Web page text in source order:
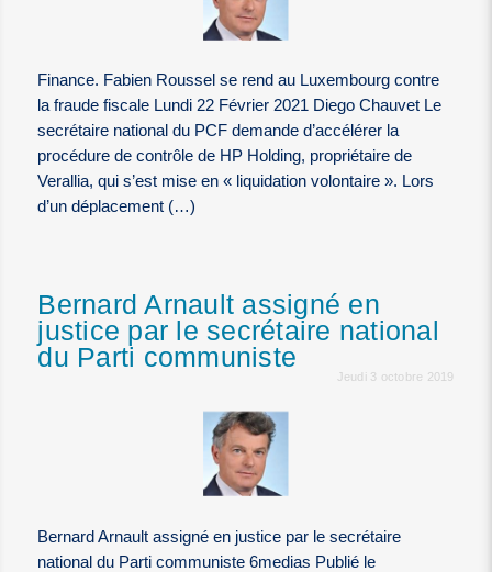
Finance. Fabien Roussel se rend au Luxembourg contre
la fraude fiscale Lundi 22 Février 2021 Diego Chauvet Le
secrétaire national du PCF demande d’accélérer la
procédure de contrôle de HP Holding, propriétaire de
Verallia, qui s’est mise en « liquidation volontaire ». Lors
d’un déplacement (…)
Bernard Arnault assigné en
justice par le secrétaire national
du Parti communiste
Jeudi 3 octobre 2019
Bernard Arnault assigné en justice par le secrétaire
national du Parti communiste 6medias Publié le